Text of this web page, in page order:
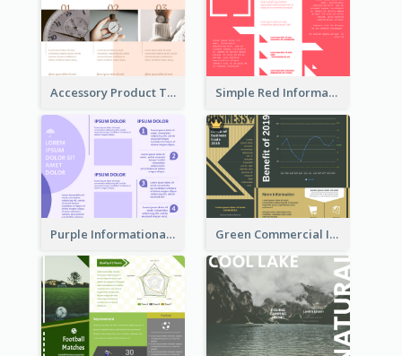
Accessory Product Tri Fold Brochure Simple Red Informational Tri Fold Brochure
Purple Informational Tri Fold Brochure Green Commercial Informational Tri Fold Brochure